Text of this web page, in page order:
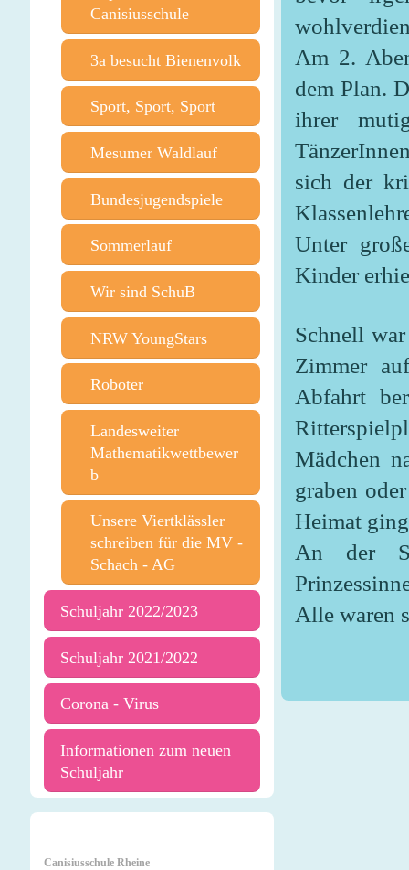
Am 2.
dem Plan.
ihrer
sich der
Unter
Kinder
Schnell
Zimmer
Abfahrt
Mädchen
graben
Heimat
An der
Alle waren
Canisiusschule
3a besucht Bienenvolk
Sport, Sport, Sport
Mesumer Waldlauf
Bundesjugendspiele
Sommerlauf
Wir sind SchuB
NRW YoungStars
Roboter
Landesweiter
Mathematikwettbewer
b
Unsere Viertklässler
schreiben für die MV -
Schach - AG
Schuljahr 2022/2023
Schuljahr 2021/2022
Corona - Virus
Informationen zum neuen
Schuljahr
Canisiusschule Rheine